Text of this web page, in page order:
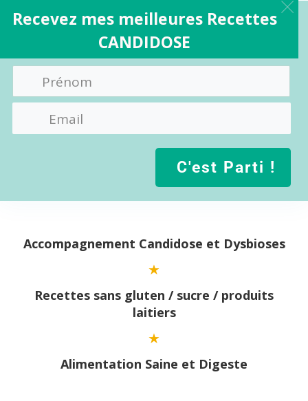
contenuAccompagnement Candidose et Dysbioses
Recettes sans gluten / sucre / produits
laitiers
Alimentation Saine et Digeste
Recevez mes meilleures Recettes
CANDIDOSE
C'est Parti !